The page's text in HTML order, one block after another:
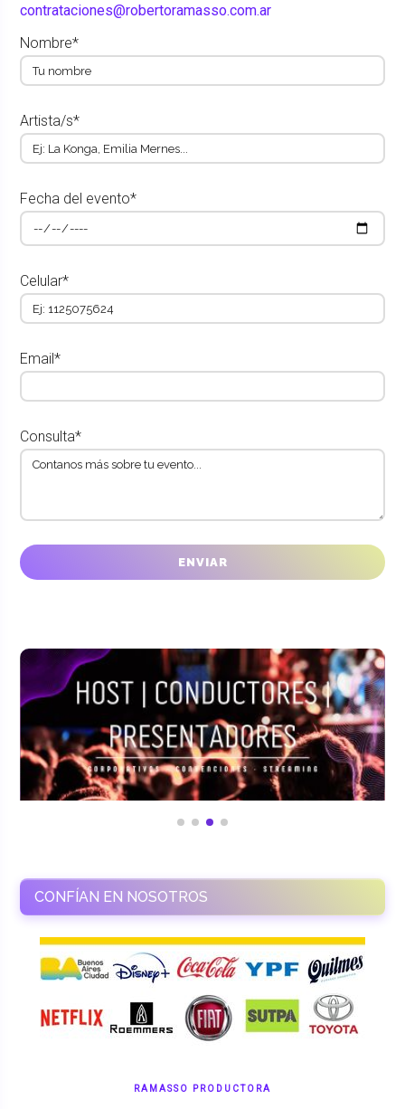
contrataciones@robertoramasso.com.ar
Nombre*
Artista/s*
Fecha del evento*
Celular*
Email*
Consulta*
CONFÍAN EN NOSOTROS
RAMASSO PRODUCTORA